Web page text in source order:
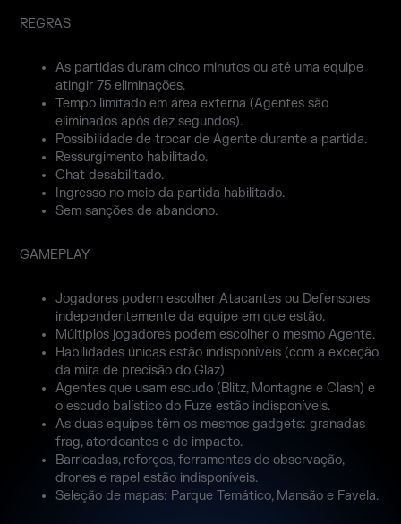
REGRAS
As partidas duram cinco minutos ou até uma equipe
atingir 75 eliminações.
Tempo limitado em área externa (Agentes são
eliminados após dez segundos).
Possibilidade de trocar de Agente durante a partida.
Ressurgimento habilitado.
Chat desabilitado.
Ingresso no meio da partida habilitado.
Sem sanções de abandono.
GAMEPLAY
Jogadores podem escolher Atacantes ou Defensores
independentemente da equipe em que estão.
Múltiplos jogadores podem escolher o mesmo Agente.
Habilidades únicas estão indisponíveis (com a exceção
da mira de precisão do Glaz).
Agentes que usam escudo (Blitz, Montagne e Clash) e
o escudo balístico do Fuze estão indisponíveis.
As duas equipes têm os mesmos gadgets: granadas
frag, atordoantes e de impacto.
Barricadas, reforços, ferramentas de observação,
drones e rapel estão indisponíveis.
Seleção de mapas: Parque Temático, Mansão e Favela.